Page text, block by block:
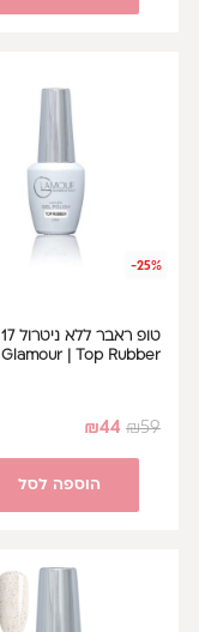
-25%
Glamour | Top Rubber
₪59
₪44
הוספה לסל